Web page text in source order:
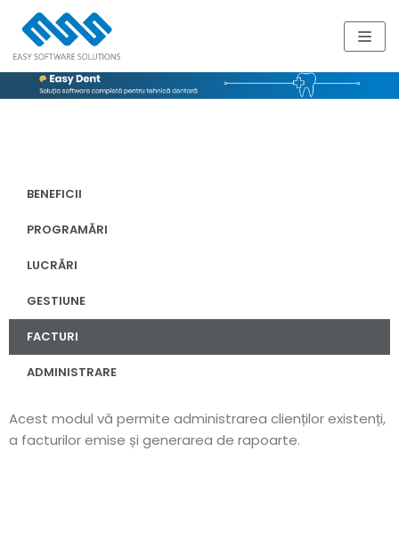
Skip
to
content
BENEFICII
PROGRAMĂRI
LUCRĂRI
GESTIUNE
FACTURI
ADMINISTRARE
Acest modul vă permite administrarea clienților existenți,
a facturilor emise și generarea de rapoarte.